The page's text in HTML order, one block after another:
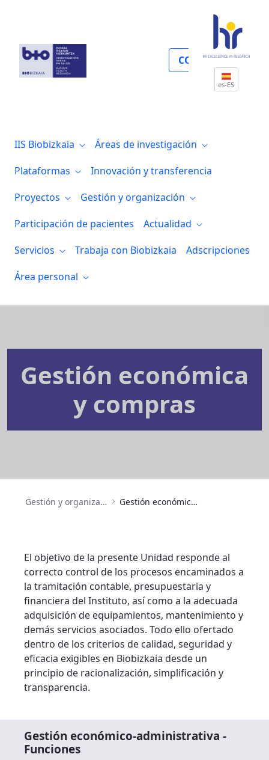
COLABORA
es-ES
IIS Biobizkaia
Áreas de investigación
Plataformas
Innovación y transferencia
Proyectos
Gestión y organización
Participación de pacientes
Actualidad
Servicios
Trabaja con Biobizkaia
Adscripciones
Área personal
Gestión económica
y compras
Gestión y organización Gestión económica y compras
El objetivo de la presente Unidad responde al
correcto control de los procesos encaminados a
la tramitación contable, presupuestaria y
financiera del Instituto, así como a la adecuada
adquisición de equipamientos, mantenimiento y
demás servicios asociados. Todo ello ofertado
dentro de los criterios de calidad, seguridad y
eficacia exigibles en Biobizkaia desde un
principio de racionalización, simplificación y
transparencia.
Gestión económico-administrativa -
Funciones